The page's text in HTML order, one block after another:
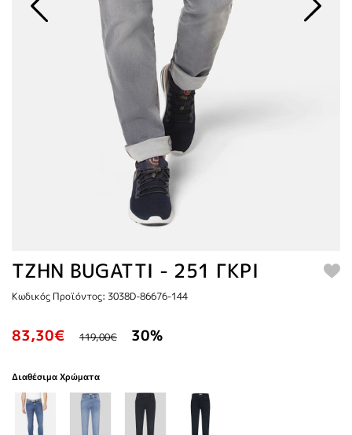
TZHN BUGATTI - 251 ΓΚΡΙ
Κωδικός Προϊόντος: 3038D-86676-144
83,30€ 119,00€ 30%
Διαθέσιμα Χρώματα